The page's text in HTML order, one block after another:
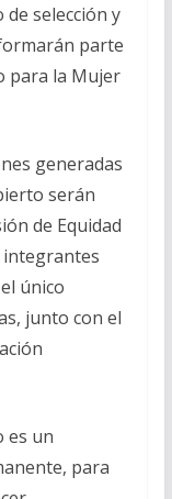
selección y
parte
para la Mujer
generadas
serán
de Equidad
integrantes
único
junto con el
es un
para